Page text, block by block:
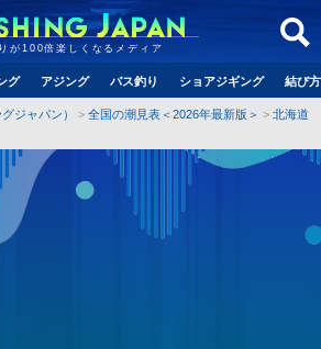
が100倍楽しくなるメディア
グ アジング バス釣り ショアジギング 結び
ジャパン） 全国の潮見表＜2026年最新版＞
北海道